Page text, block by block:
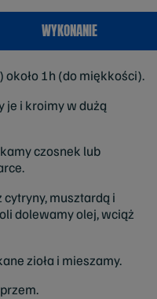
WYKONANIE
1h (do miękkości).
je i kroimy w dużą
czosnek lub
musztardą i
dolewamy olej, wciąż
zioła i mieszamy.